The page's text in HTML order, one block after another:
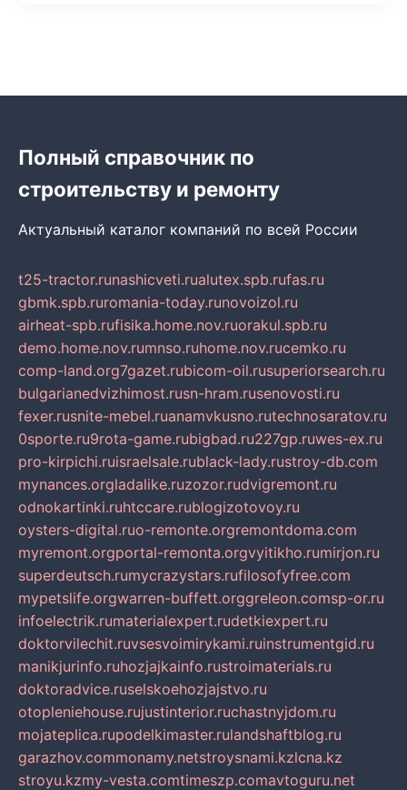
Полный справочник по
строительству и ремонту
Актуальный каталог компаний по всей России
t25-tractor.runashicveti.rualutex.spb.rufas.ru
gbmk.spb.ruromania-today.runovoizol.ru
airheat-spb.rufisika.home.nov.ruorakul.spb.ru
demo.home.nov.rumnso.ruhome.nov.rucemko.ru
comp-land.org7gazet.rubicom-oil.rusuperiorsearch.ru
bulgarianedvizhimost.rusn-hram.rusenovosti.ru
fexer.rusnite-mebel.ruanamvkusno.rutechnosaratov.ru
0sporte.ru9rota-game.rubigbad.ru227gp.ruwes-ex.ru
pro-kirpichi.ruisraelsale.rublack-lady.rustroy-db.com
mynances.orgladalike.ruzozor.rudvigremont.ru
odnokartinki.ruhtccare.rublogizotovoy.ru
oysters-digital.ruo-remonte.orgremontdoma.com
myremont.orgportal-remonta.orgvyitikho.rumirjon.ru
superdeutsch.rumycrazystars.rufilosofyfree.com
mypetslife.orgwarren-buffett.orggreleon.comsp-or.ru
infoelectrik.rumaterialexpert.rudetkiexpert.ru
doktorvilechit.ruvsesvoimirykami.ruinstrumentgid.ru
manikjurinfo.ruhozjajkainfo.rustroimaterials.ru
doktoradvice.ruselskoehozjajstvo.ru
otopleniehouse.rujustinterior.ruchastnyjdom.ru
mojateplica.rupodelkimaster.rulandshaftblog.ru
garazhov.commonamy.netstroysnami.kzlcna.kz
stroyu.kzmy-vesta.comtimeszp.comavtoguru.net